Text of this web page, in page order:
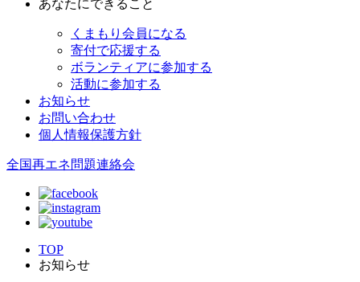
あなたにできること
くまもり会員になる
寄付で応援する
ボランティアに参加する
活動に参加する
お知らせ
お問い合わせ
個人情報保護方針
全国再エネ問題連絡会
TOP
お知らせ